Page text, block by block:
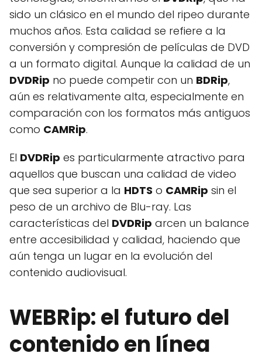
sido un clásico en el mundo del ripeo durante
muchos años. Esta calidad se refiere a la
conversión y compresión de películas de DVD
a un formato digital. Aunque la calidad de un
DVDRip no puede competir con un BDRip,
aún es relativamente alta, especialmente en
comparación con los formatos más antiguos
como CAMRip.
El DVDRip es particularmente atractivo para
aquellos que buscan una calidad de video
que sea superior a la HDTS o CAMRip sin el
peso de un archivo de Blu-ray. Las
características del DVDRip arcen un balance
entre accesibilidad y calidad, haciendo que
aún tenga un lugar en la evolución del
contenido audiovisual.
WEBRip: el futuro del
contenido en línea